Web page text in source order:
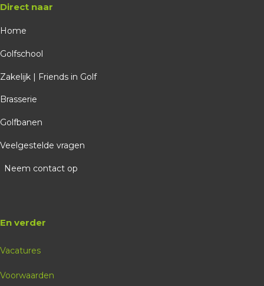
Direct naar
Home
Golfschool
Zakelijk | Friends in Golf
Brasserie
Golfbanen
Veelgestelde vragen
Neem contact op
En verder
Vacatures
Voorwaarden